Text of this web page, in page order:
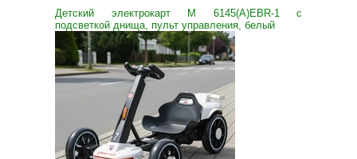
Детский электрокарт M 6145(A)EBR-1 с
подсветкой днища, пульт управления, белый